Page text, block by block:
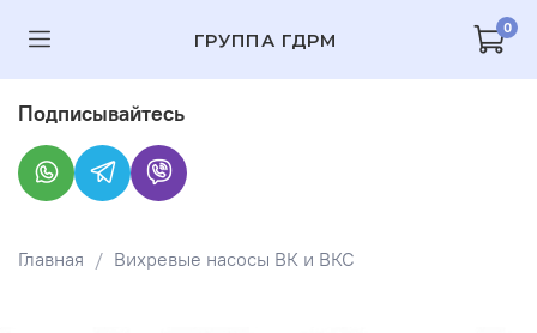
ГРУППА ГДРМ
0
Главная Вихревые насосы ВК и ВКС
Подписывайтесь